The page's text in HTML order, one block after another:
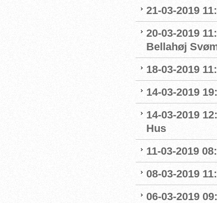
21-03-2019
20-03-2019
Bellahøj
18-03-2019
14-03-2019
14-03-2019
Hus
11-03-2019
08-03-2019
06-03-2019